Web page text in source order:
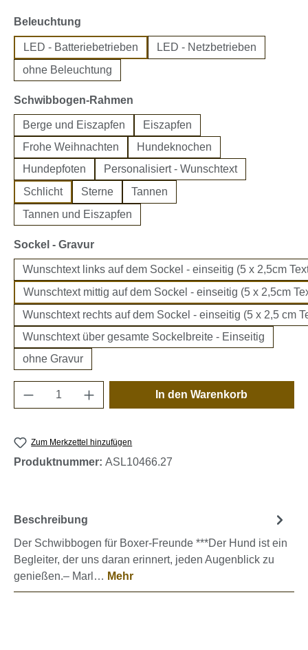
Beleuchtung
LED - Batteriebetrieben
LED - Netzbetrieben
ohne Beleuchtung
Schwibbogen-Rahmen
Berge und Eiszapfen
Eiszapfen
Frohe Weihnachten
Hundeknochen
Hundepfoten
Personalisiert - Wunschtext
Schlicht
Sterne
Tannen
Tannen und Eiszapfen
Sockel - Gravurauswählen
Wunschtext links auf dem Sockel - einseitig (5 x 2,5cm
Wunschtext mittig auf dem Sockel - einseitig (5 x 2,5cm
Wunschtext rechts auf dem Sockel - einseitig (5 x 2,5 cm
Wunschtext über gesamte Sockelbreite - Einseitig
ohne Gravur
Produkt Anzahl: Gib den gewünschten
In den Warenkorb
Zum Merkzettel hinzufügen
Produktnummer: ASL10466.27
Beschreibung
Der Schwibbogen für Boxer-Freunde ***Der Hund ist ein
Begleiter, der uns daran erinnert, jeden Augenblick zu
genießen.– Marl… Mehr